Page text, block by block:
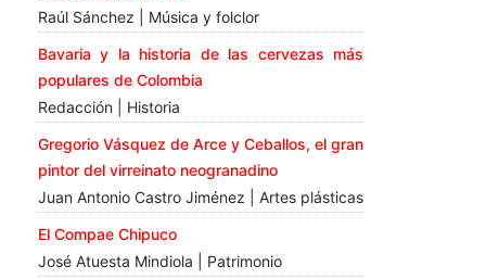
Raúl Sánchez | Música y folclor
Bavaria y la historia de las cervezas más
populares de Colombia
Redacción | Historia
Gregorio Vásquez de Arce y Ceballos, el gran
pintor del virreinato neogranadino
Juan Antonio Castro Jiménez | Artes plásticas
El Compae Chipuco
José Atuesta Mindiola | Patrimonio